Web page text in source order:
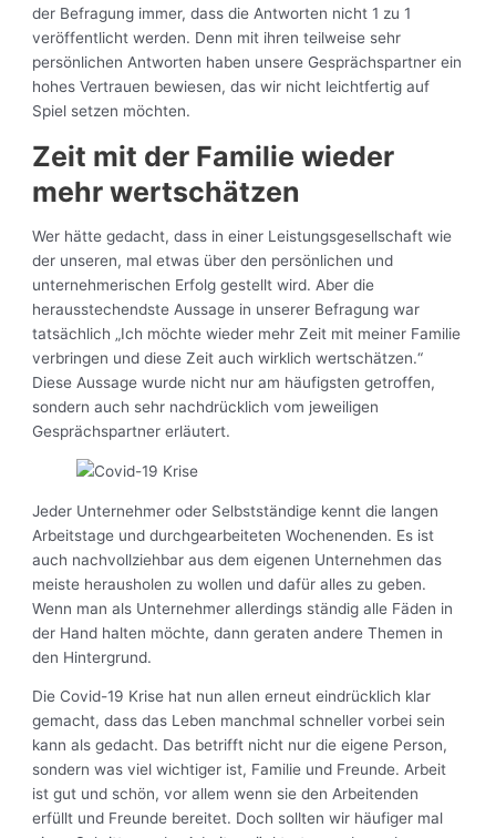
der Befragung immer, dass die Antworten nicht 1 zu 1
veröffentlicht werden. Denn mit ihren teilweise sehr
persönlichen Antworten haben unsere Gesprächspartner ein
hohes Vertrauen bewiesen, das wir nicht leichtfertig auf
Spiel setzen möchten.
Zeit mit der Familie wieder
mehr wertschätzen
Wer hätte gedacht, dass in einer Leistungsgesellschaft wie
der unseren, mal etwas über den persönlichen und
unternehmerischen Erfolg gestellt wird. Aber die
herausstechendste Aussage in unserer Befragung war
tatsächlich „Ich möchte wieder mehr Zeit mit meiner Familie
verbringen und diese Zeit auch wirklich wertschätzen.“
Diese Aussage wurde nicht nur am häufigsten getroffen,
sondern auch sehr nachdrücklich vom jeweiligen
Gesprächspartner erläutert.
Jeder Unternehmer oder Selbstständige kennt die langen
Arbeitstage und durchgearbeiteten Wochenenden. Es ist
auch nachvollziehbar aus dem eigenen Unternehmen das
meiste herausholen zu wollen und dafür alles zu geben.
Wenn man als Unternehmer allerdings ständig alle Fäden in
der Hand halten möchte, dann geraten andere Themen in
den Hintergrund.
Die Covid-19 Krise hat nun allen erneut eindrücklich klar
gemacht, dass das Leben manchmal schneller vorbei sein
kann als gedacht. Das betrifft nicht nur die eigene Person,
sondern was viel wichtiger ist, Familie und Freunde. Arbeit
ist gut und schön, vor allem wenn sie den Arbeitenden
erfüllt und Freunde bereitet. Doch sollten wir häufiger mal